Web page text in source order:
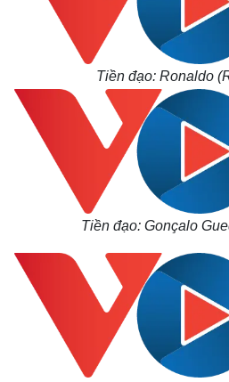
Kinh tế
Bất động sản
Khởi nghiệp
Tiền đạo: Ronaldo
Tiền đạo: Gonçalo